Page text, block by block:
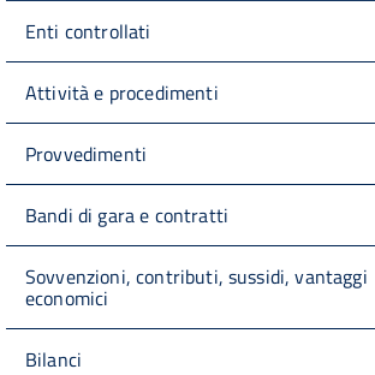
Enti controllati
Attività e procedimenti
Provvedimenti
Bandi di gara e contratti
Sovvenzioni, contributi, sussidi, vantaggi
economici
Bilanci